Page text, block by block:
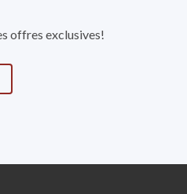
offres exclusives!